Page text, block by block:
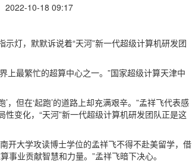
10-18 09:17
灯，默默诉说着“天河”新一代超级计算机研发团
上最繁忙的超算中心之一。”国家超级计算天津中
，但在‘起跑’的道路上却充满艰辛。”孟祥飞代表感
变化，“天河”新一代超级计算机研发团队正是这
开大学攻读博士学位的孟祥飞不得不赴美留学，借
业贡献智慧和力量。”孟祥飞暗下决心。